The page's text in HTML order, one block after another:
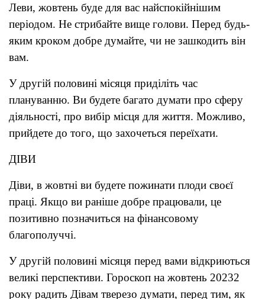
Леви, жовтень буде для вас найспокійнішим
періодом. Не стрибайте вище голови. Перед будь-
яким кроком добре думайте, чи не зашкодить він
вам.
У другій половині місяця приділіть час
плануванню. Ви будете багато думати про сферу
діяльності, про вибір місця для життя. Можливо,
прийдете до того, що захочеться переїхати.
ДІВИ
Діви, в жовтні ви будете пожинати плоди своєї
праці. Якщо ви раніше добре працювали, це
позитивно позначиться на фінансовому
благополуччі.
У другій половині місяця перед вами відкриються
великі перспективи. Гороскоп на жовтень 20232
року радить Дівам тверезо думати, перед тим, як